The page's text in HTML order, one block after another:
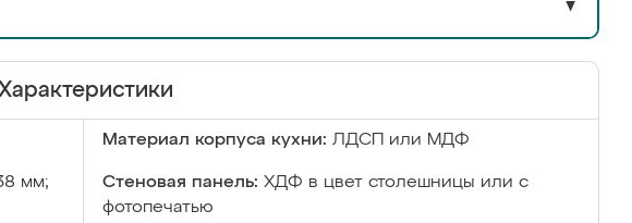
▼
Материал корпуса кухни: ЛДСП или МДФ
мм;
Стеновая панель: ХДФ в цвет столешницы или с
фотопечатью